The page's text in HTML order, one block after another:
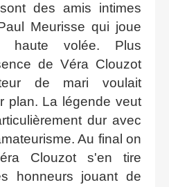
des amis intimes
Meurisse qui joue
haute volée. Plus
de Véra Clouzot
de mari voulait
plan. La légende veut
dur avec
Au final on
Clouzot s'en tire
honneurs jouant de